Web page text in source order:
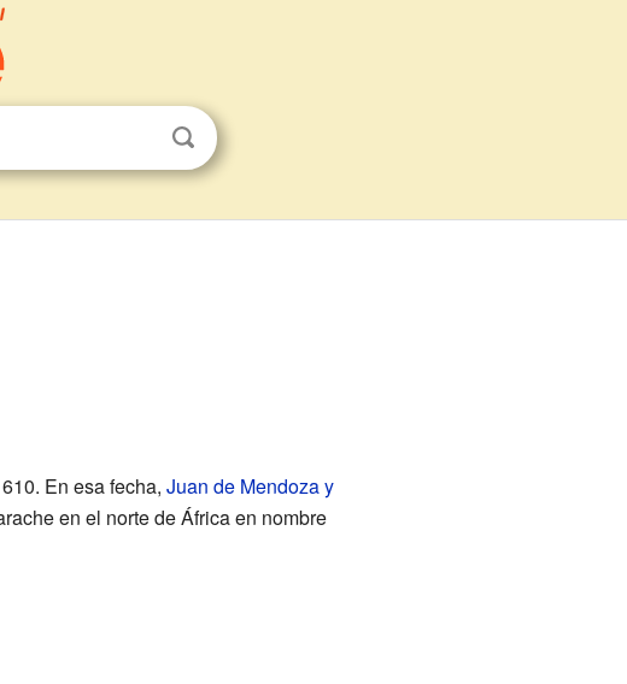
En esa fecha, Juan de Mendoza y
en el norte de África en nombre